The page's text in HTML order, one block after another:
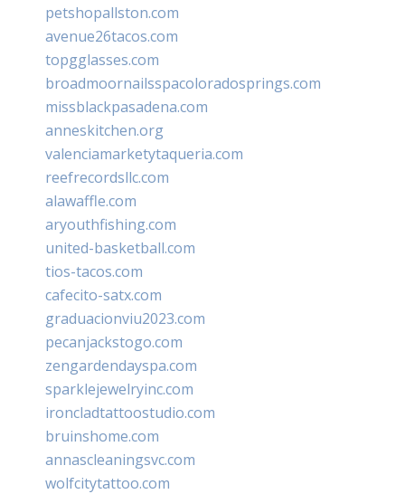
petshopallston.com
avenue26tacos.com
topgglasses.com
broadmoornailsspacoloradosprings.com
missblackpasadena.com
anneskitchen.org
valenciamarketytaqueria.com
reefrecordsllc.com
alawaffle.com
aryouthfishing.com
united-basketball.com
tios-tacos.com
cafecito-satx.com
graduacionviu2023.com
pecanjackstogo.com
zengardendayspa.com
sparklejewelryinc.com
ironcladtattoostudio.com
bruinshome.com
annascleaningsvc.com
wolfcitytattoo.com